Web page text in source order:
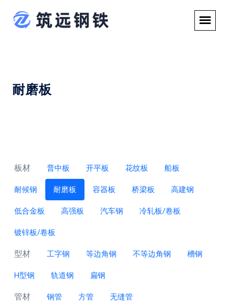
耐磨板
板材 普中板 开平板 花纹板 船板
耐候钢 耐磨板 容器板 桥梁板 高建钢
低合金板 高强板 汽车钢 冷轧板/卷板
镀锌板/卷板
型材 工字钢 等边角钢 不等边角钢 槽钢
H型钢 轨道钢 扁钢
管材 钢管 方管 无缝管